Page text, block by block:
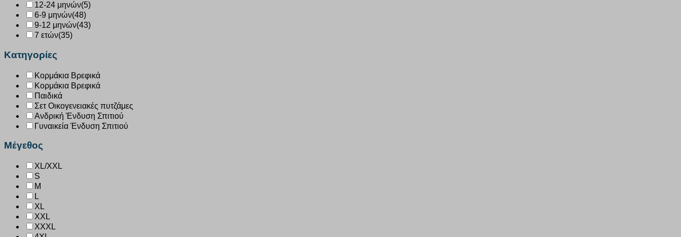
12-24 μηνών(5)
6-9 μηνών(48)
9-12 μηνών(43)
7 ετών(35)
Κατηγορίες
Κορμάκια Βρεφικά
Κορμάκια Βρεφικά
Παιδικά
Σετ Οικογενειακές πυτζάμες
Ανδρική Ένδυση Σπιτιού
Γυναικεία Ένδυση Σπιτιού
Μέγεθος
XL/XXL
S
M
L
XL
XXL
XXXL